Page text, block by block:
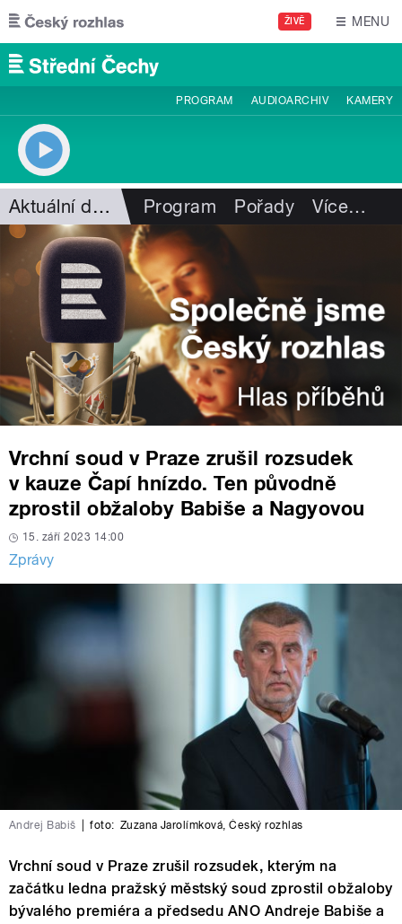
Přejít k hlavnímu obsahu
ŽIVĚ MENU
PROGRAM AUDIOARCHIV KAMERY
Aktuální dění Program Pořady Více…
Vrchní soud v Praze zrušil rozsudek
v kauze Čapí hnízdo. Ten původně
zprostil obžaloby Babiše a Nagyovou
15. září 2023 14:00
Zprávy
Andrej Babiš foto: Zuzana Jarolímková,Český rozhlas
Vrchní soud v Praze zrušil rozsudek, kterým na
začátku ledna pražský městský soud zprostil obžaloby
bývalého premiéra a předsedu ANO Andreje Babiše a